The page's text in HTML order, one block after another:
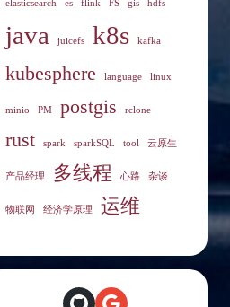
elasticsearch es flink FS gis hdfs
java juicefs k8s kafka
kubesphere language linux
minio PM postgis rclone
rust spark sparkSQL tool 云原生
产品经理 多线程 心路 杂谈
物联网 经济学原理 运维
GitHubGoogle